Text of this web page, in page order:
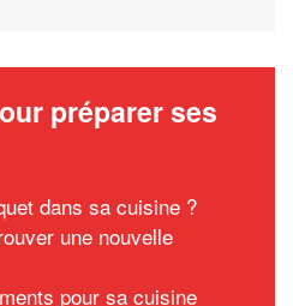
préparer ses
dans sa cuisine ?
une nouvelle
pour sa cuisine